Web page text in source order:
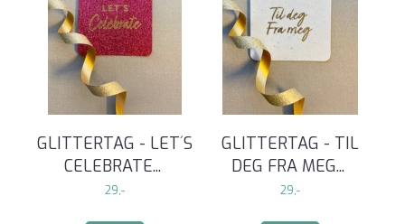
GLITTERTAG - LET´S
CELEBRATE...
29,-
GLITTERTAG - TIL
DEG FRA MEG...
29,-